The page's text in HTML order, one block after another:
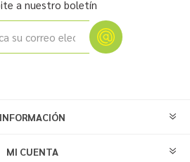
a nuestro boletín
INFORMACIÓN
MI CUENTA